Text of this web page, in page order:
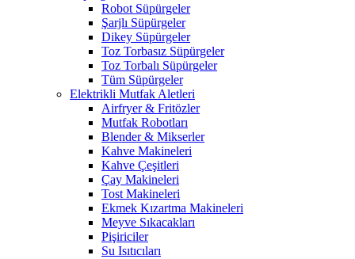
Robot Süpürgeler
Şarjlı Süpürgeler
Dikey Süpürgeler
Toz Torbasız Süpürgeler
Toz Torbalı Süpürgeler
Tüm Süpürgeler
Elektrikli Mutfak Aletleri
Airfryer & Fritözler
Mutfak Robotları
Blender & Mikserler
Kahve Makineleri
Kahve Çeşitleri
Çay Makineleri
Tost Makineleri
Ekmek Kızartma Makineleri
Meyve Sıkacakları
Pişiriciler
Su Isıtıcıları